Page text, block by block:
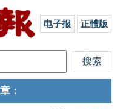
电子报 正體版
：